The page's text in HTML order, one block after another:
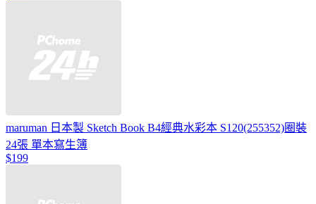
maruman 日本製 Sketch Book B4經典水彩本 S120(255352)圈裝
24張 單本寫生簿
$199